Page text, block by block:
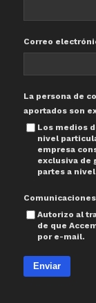
Correo
La persona de
aportados son
Los medios
nivel
empresa
exclusiva de
partes a
Autorizo al
de que
por e-mail.
Enviar